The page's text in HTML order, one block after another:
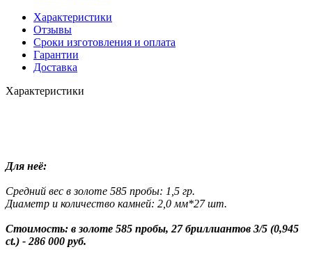
Характеристики
Отзывы
Сроки изготовления и оплата
Гарантии
Доставка
Характеристики
Для неё:
Средний вес в золоте 585 пробы: 1,5 гр.
Диаметр и количество камней: 2,0 мм*27 шт.
Стоимость: в золоте 585 пробы, 27 бриллиантов 3/5 (0,945
ct.) - 286 000 руб.